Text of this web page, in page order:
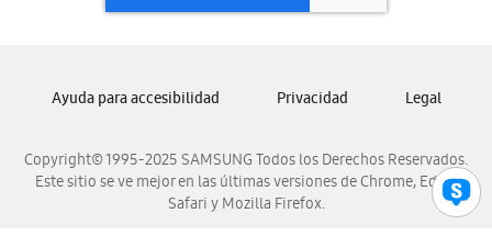
Samsung Panamá
Samsung Venezuela
Copyright© 1995-2025 SAMSUNG Todos los Derechos Reservados.
Este sitio se ve mejor en las últimas versiones de Chrome, Edge,
Safari y Mozilla Firefox.
Ayuda para accesibilidad Privacidad Legal